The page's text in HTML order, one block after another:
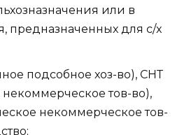
или в
предназначенных для с/х
подсобное хоз-во), СНТ
тов-во),
некоммерческое тов-